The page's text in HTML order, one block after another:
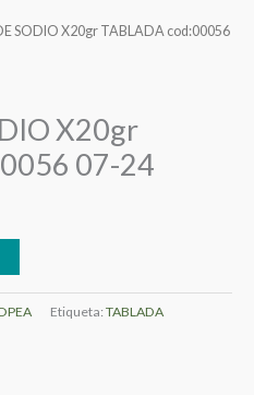
SODIO X20gr TABLADA cod:00056
X20gr
07-24
Etiqueta: TABLADA